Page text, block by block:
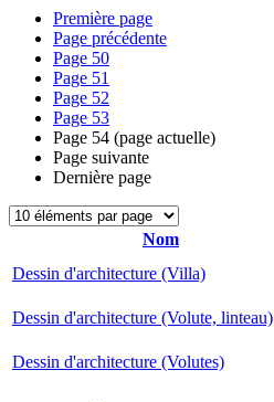
Première page
Page précédente
Page 50
Page 51
Page 52
Page 53
Page 54 (page actuelle)
Page suivante
Dernière page
Nom
Dessin d'architecture (Villa)
Dessin d'architecture (Volute, linteau)
Dessin d'architecture (Volutes)